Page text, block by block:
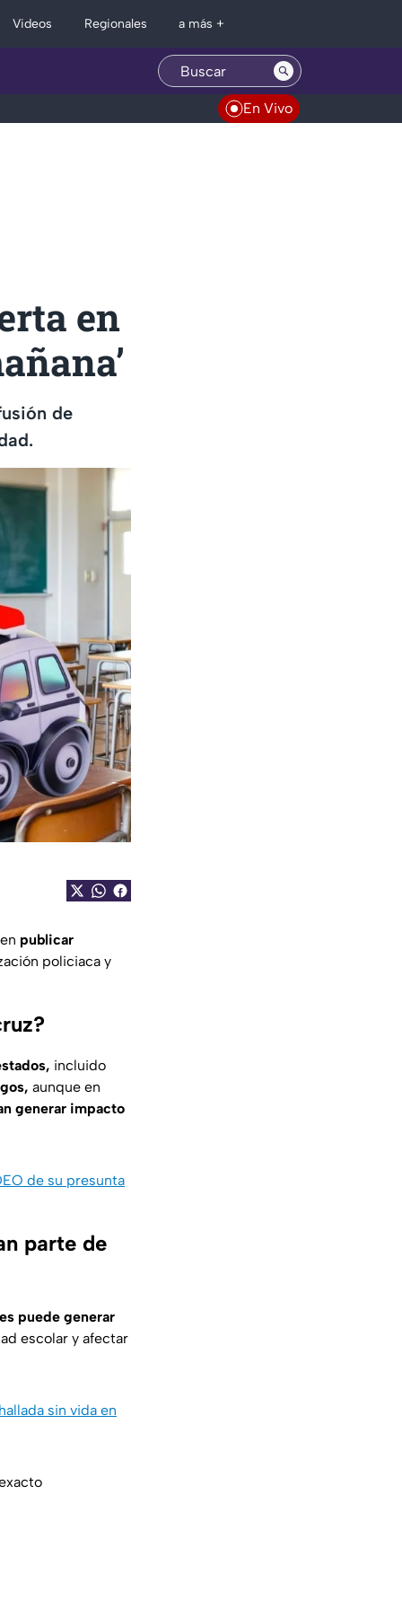
Videos Regionales a más +
En Vivo
en
de
publicar
policiaca y
incluido
aunque en
generar impacto
de su presunta
parte de
puede generar
escolar y afectar
sin vida en